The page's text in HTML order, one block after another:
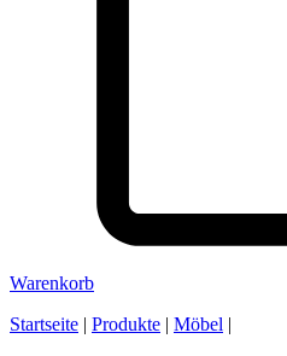
Warenkorb
Startseite | Produkte | Möbel |